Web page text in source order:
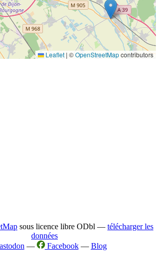
Leaflet | ©OpenStreetMapcontributors
sous licence libre ODbl — télécharger les
données
— Facebook— Blog